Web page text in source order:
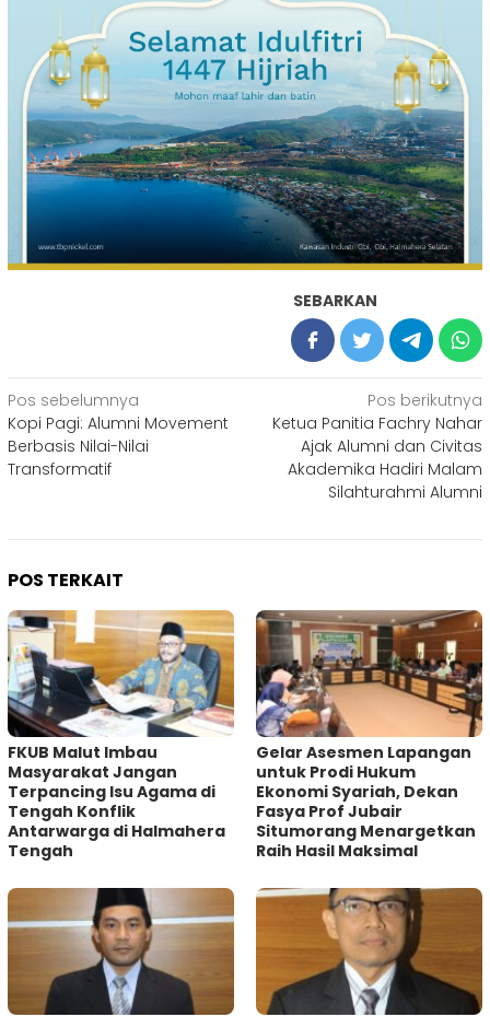
SEBARKAN
Navigasi
pos
Pos sebelumnya
Kopi Pagi: Alumni Movement
Berbasis Nilai-Nilai
Transformatif
Pos berikutnya
Ketua Panitia Fachry Nahar
Ajak Alumni dan Civitas
Akademika Hadiri Malam
Silahturahmi Alumni
POS TERKAIT
FKUB Malut Imbau
Masyarakat Jangan
Terpancing Isu Agama di
Tengah Konflik
Antarwarga di Halmahera
Tengah
Gelar Asesmen Lapangan
untuk Prodi Hukum
Ekonomi Syariah, Dekan
Fasya Prof Jubair
Situmorang Menargetkan
Raih Hasil Maksimal